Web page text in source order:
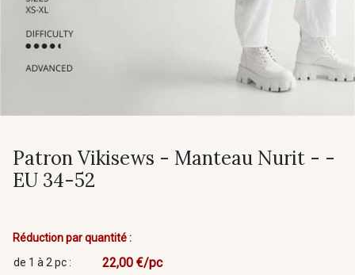
Patron Vikisews - Manteau Nurit - -
EU 34-52
Réduction par quantité :
de 1 à 2 pc :
22,00 €/pc